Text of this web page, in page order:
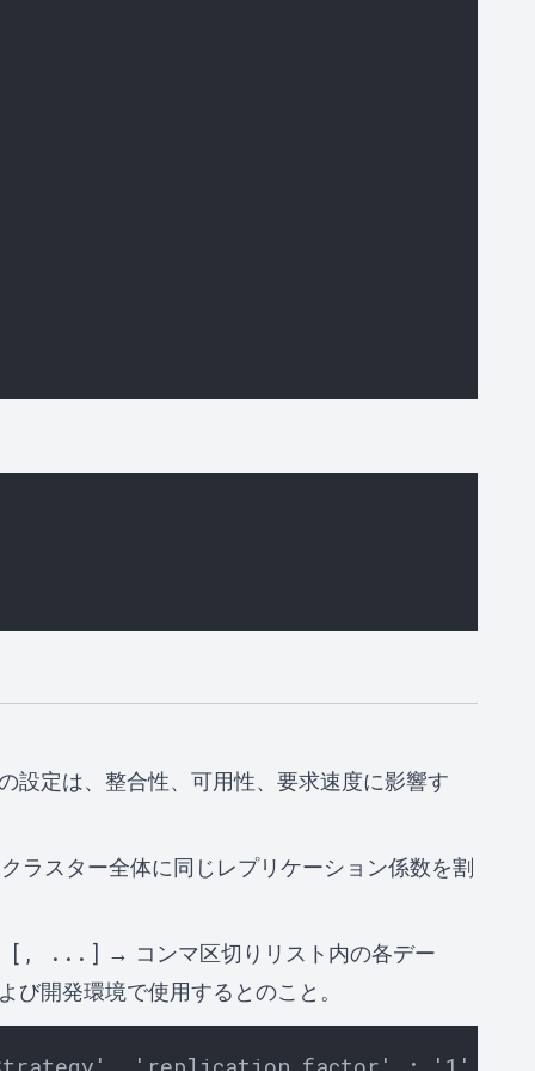
設定は、整合性、可用性、要求速度に影響す
ラスター全体に同じレプリケーション係数を割
[, ...] → コンマ区切りリスト内の各デー
開発環境で使用するとのこと。